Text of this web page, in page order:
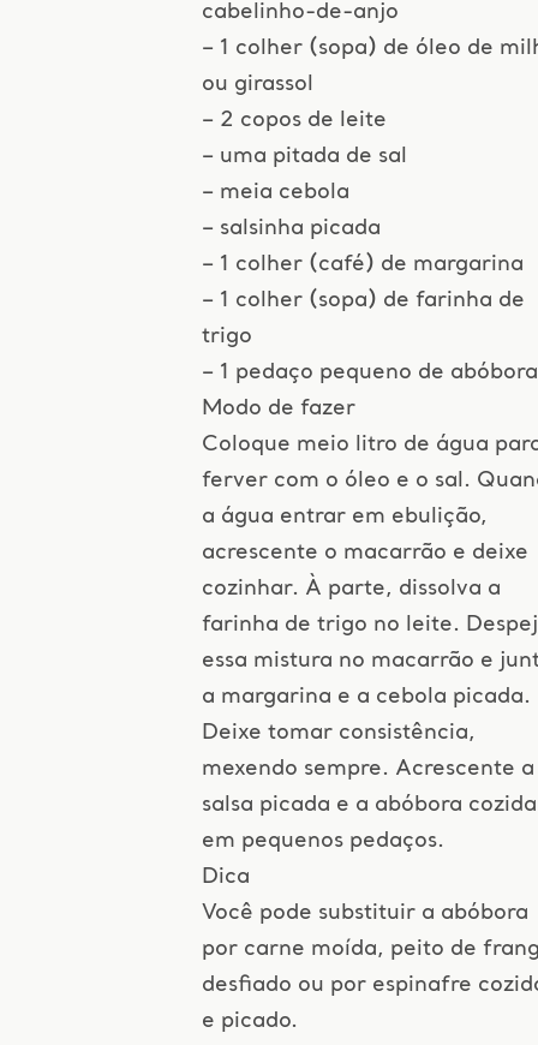
cabelinho-de-anjo
– 1 colher (sopa) de óleo de
ou girassol
– 2 copos de leite
– uma pitada de sal
– meia cebola
– salsinha picada
– 1 colher (café) de margarina
– 1 colher (sopa) de farinha de
trigo
– 1 pedaço pequeno de abóbora
Modo de fazer
Coloque meio litro de água
ferver com o óleo e o sal.
a água entrar em ebulição,
acrescente o macarrão e deixe
cozinhar. À parte, dissolva a
farinha de trigo no leite.
essa mistura no macarrão e
a margarina e a cebola picada.
Deixe tomar consistência,
mexendo sempre. Acrescente a
salsa picada e a abóbora cozida
em pequenos pedaços.
Dica
Você pode substituir a abóbora
por carne moída, peito de
desfiado ou por espinafre
e picado.